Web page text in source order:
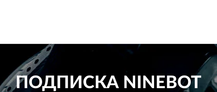
ПОДПИСКА NINEBOT